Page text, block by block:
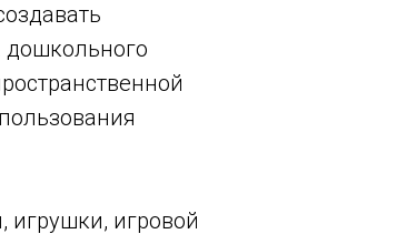
дошкольного
игрушки, игровой